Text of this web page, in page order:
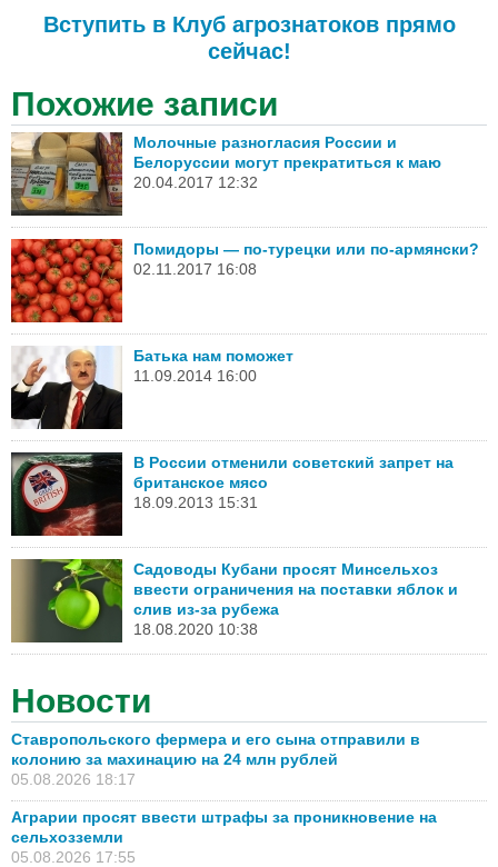
Вступить в Клуб агрознатоков прямо
сейчас!
Похожие записи
Молочные разногласия России и
Белоруссии могут прекратиться к маю
20.04.2017 12:32
Помидоры — по-турецки или по-армянски?
02.11.2017 16:08
Батька нам поможет
11.09.2014 16:00
В России отменили советский запрет на
британское мясо
18.09.2013 15:31
Садоводы Кубани просят Минсельхоз
ввести ограничения на поставки яблок и
слив из-за рубежа
18.08.2020 10:38
Новости
Ставропольского фермера и его сына отправили в
колонию за махинацию на 24 млн рублей
05.08.2026 18:17
Аграрии просят ввести штрафы за проникновение на
сельхозземли
05.08.2026 17:55